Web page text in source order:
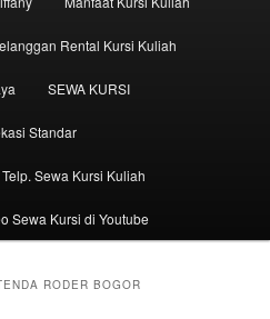
Rental Kursi Kuliah
SEWA KURSI
Standar
Telp. Sewa Kursi Kuliah
Sewa Kursi di Youtube
RODER BOGOR